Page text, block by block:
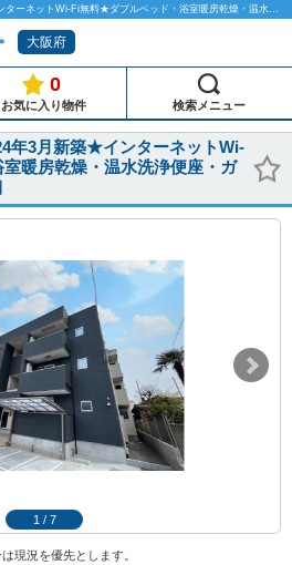
★SステイAR泉佐野★2024年3月新築★インターネットWi-Fi無料★ダブルベッド・浴室暖房乾燥・温水洗浄便座・ガス２口Kなど★のマンスリーマンション物件詳細「グッドマンスリー」
大阪府
0
お気に入り物件 検索メニュー
3月新築★インターネットWi-
暖房乾燥・温水洗浄便座・ガ
1 / 7
現況を優先とします。